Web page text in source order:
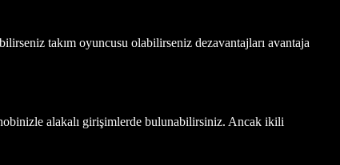
takım oyuncusu olabilirseniz dezavantajları avantaja
alakalı girişimlerde bulunabilirsiniz. Ancak ikili